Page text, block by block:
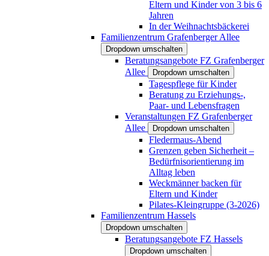
Eltern und Kinder von 3 bis 6
Jahren
In der Weihnachtsbäckerei
Familienzentrum Grafenberger Allee
Dropdown umschalten
Beratungsangebote FZ Grafenberger
Allee
Dropdown umschalten
Tagespflege für Kinder
Beratung zu Erziehungs-,
Paar- und Lebensfragen
Veranstaltungen FZ Grafenberger
Allee
Dropdown umschalten
Fledermaus-Abend
Grenzen geben Sicherheit –
Bedürfnisorientierung im
Alltag leben
Weckmänner backen für
Eltern und Kinder
Pilates-Kleingruppe (3-2026)
Familienzentrum Hassels
Dropdown umschalten
Beratungsangebote FZ Hassels
Dropdown umschalten